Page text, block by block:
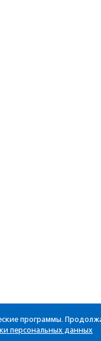
программы.
персональных данных